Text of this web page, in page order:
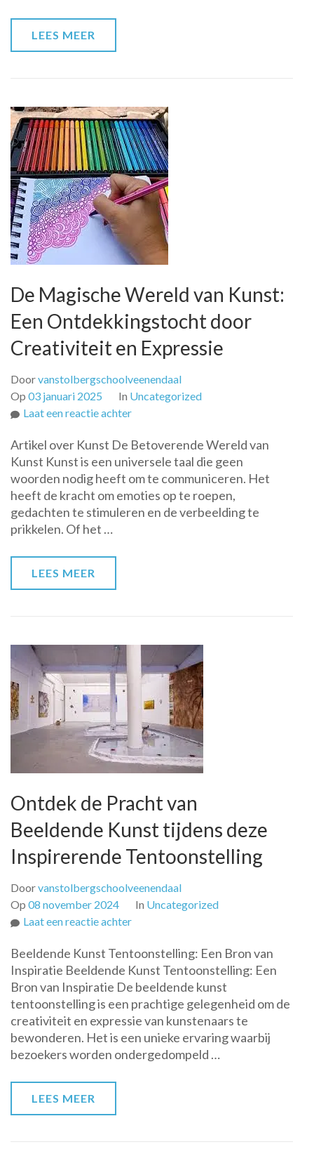
LEES MEER
De Magische Wereld van Kunst:
Een Ontdekkingstocht door
Creativiteit en Expressie
Doorvanstolbergschoolveenendaal
Op 03 januari 2025 In Uncategorized
Laat een reactie achterop
Magische
Wereld
van
Kunst:
Een
Artikel over Kunst De Betoverende Wereld van
Kunst Kunst is een universele taal die geen
woorden nodig heeft om te communiceren. Het
heeft de kracht om emoties op te roepen,
gedachten te stimuleren en de verbeelding te
prikkelen. Of het …
LEES MEER
Ontdek de Pracht van
Beeldende Kunst tijdens deze
Inspirerende Tentoonstelling
Doorvanstolbergschoolveenendaal
Op 08 november 2024 In Uncategorized
Laat een reactie achterop
de
Pracht
van
Beeldende
Kunst
tijdens
deze
Beeldende Kunst Tentoonstelling: Een Bron van
Inspiratie Beeldende Kunst Tentoonstelling: Een
Bron van Inspiratie De beeldende kunst
tentoonstelling is een prachtige gelegenheid om de
creativiteit en expressie van kunstenaars te
bewonderen. Het is een unieke ervaring waarbij
bezoekers worden ondergedompeld …
LEES MEER